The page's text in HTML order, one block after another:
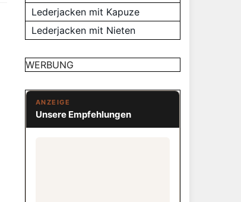
Lederjacken mit Kapuze
Lederjacken mit Nieten
WERBUNG
ANZEIGE
Unsere Empfehlungen